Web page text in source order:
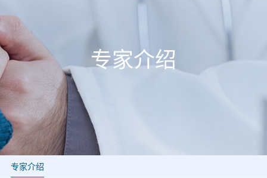
专家介绍
专家介绍